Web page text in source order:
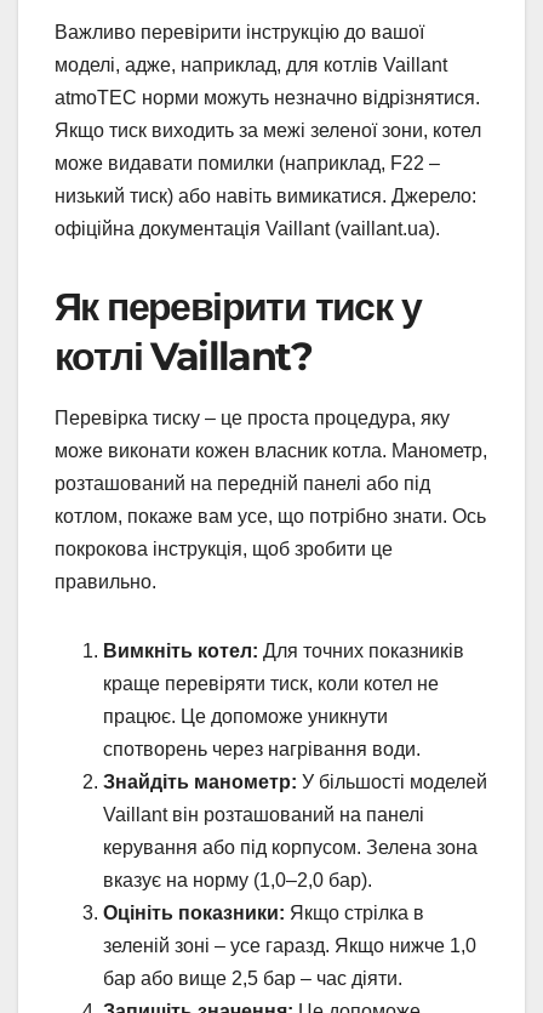
Важливо перевірити інструкцію до вашої
моделі, адже, наприклад, для котлів Vaillant
atmoTEC норми можуть незначно відрізнятися.
Якщо тиск виходить за межі зеленої зони, котел
може видавати помилки (наприклад, F22 –
низький тиск) або навіть вимикатися. Джерело:
офіційна документація Vaillant (vaillant.ua).
Як перевірити тиск у
котлі Vaillant?
Перевірка тиску – це проста процедура, яку
може виконати кожен власник котла. Манометр,
розташований на передній панелі або під
котлом, покаже вам усе, що потрібно знати. Ось
покрокова інструкція, щоб зробити це
правильно.
Вимкніть котел: Для точних показників
краще перевіряти тиск, коли котел не
працює. Це допоможе уникнути
спотворень через нагрівання води.
Знайдіть манометр: У більшості моделей
Vaillant він розташований на панелі
керування або під корпусом. Зелена зона
вказує на норму (1,0–2,0 бар).
Оцініть показники: Якщо стрілка в
зеленій зоні – усе гаразд. Якщо нижче 1,0
бар або вище 2,5 бар – час діяти.